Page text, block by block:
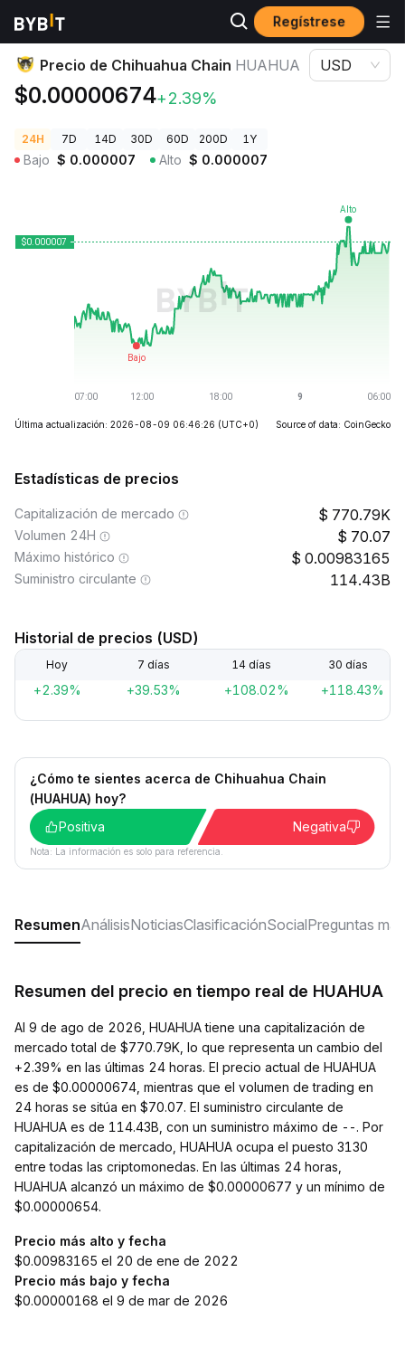
Regístrese
Precios de Criptomonedas Precio de Chihuahua Chain HUAHUA
Precio de Chihuahua Chain HUAHUA
$0.00000674+2.39%
USD
24H 7D 14D 30D 60D 200D 1Y
Bajo $ 0.000007 Alto $ 0.000007
Última actualización: 2026-08-09 06:46:26 (UTC+0) Source of data: CoinGecko
Estadísticas de precios
Capitalización de mercado 770.79K
Volumen 24H 70.07
Máximo histórico 0.00983165
Suministro circulante 114.43B
Historial de precios (USD)
Hoy 7 días 14 días 30 días
+2.39% +39.53% +108.02% +118.43%
¿Cómo te sientes acerca de Chihuahua Chain
(HUAHUA) hoy?
Positiva
Negativa
Nota: La información es solo para referencia.
ResumenAnálisisNoticiasClasificaciónSocialPreguntas
Resumen del precio en tiempo real de HUAHUA
Al 9 de ago de 2026, HUAHUA tiene una capitalización de
mercado total de $770.79K, lo que representa un cambio del
+2.39% en las últimas 24 horas. El precio actual de HUAHUA
es de $0.00000674, mientras que el volumen de trading en
24 horas se sitúa en $70.07. El suministro circulante de
HUAHUA es de 114.43B, con un suministro máximo de --. Por
capitalización de mercado, HUAHUA ocupa el puesto 3130
entre todas las criptomonedas. En las últimas 24 horas,
HUAHUA alcanzó un máximo de $0.00000677 y un mínimo de
$0.00000654.
Precio más alto y fecha
$0.00983165 el 20 de ene de 2022
Precio más bajo y fecha
$0.00000168 el 9 de mar de 2026